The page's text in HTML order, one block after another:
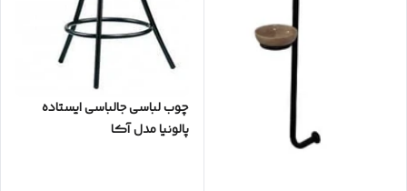
چوب لباسی جالباسی ایستاده
پالونیا مدل آکا